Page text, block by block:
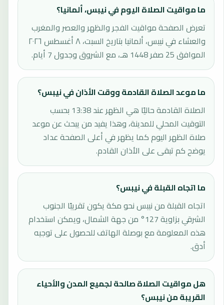
ما مواقيت الصلاة اليوم في نيبس، ألمانيا؟
تعرض الصفحة مواقيت الفجر والظهر والعصر والمغرب
والعشاء في نيبس، ألمانيا بتاريخ السبت، ٨ أغسطس ٢٠٢٦
الموافق 25 صفر 1448 هـ، مع الشروق وجدول 7 أيام.
ما موعد الصلاة القادمة ووقت الأذان في نيبس؟
الصلاة القادمة حاليًا هي الظهر عند 13:38 بحسب
التوقيت المحلي للمدينة، وهذا يفيد من يبحث عن موعد
صلاة الظهر اليوم كما يظهر في أعلى الصفحة عداد
يوضح كم تبقى على الأذان القادم.
ما اتجاه القبلة في نيبس؟
اتجاه القبلة من نيبس نحو مكة يكون تقريبًا الجنوب
الشرقي بزاوية 127° من جهة الشمال، ويمكن استخدام
هذه المعلومة مع بوصلة الهاتف للحصول على توجيه
أدق.
هل مواقيت الصلاة صالحة لجميع المدن والأحياء
القريبة من نيبس؟